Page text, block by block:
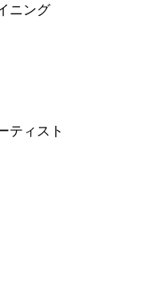
ニング
ティスト